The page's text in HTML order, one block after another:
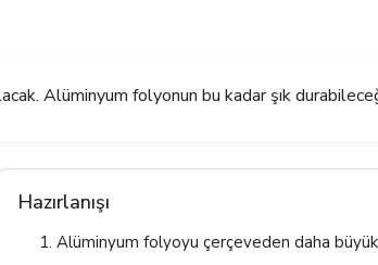
Alüminyum folyonun bu kadar şık
Hazırlanışı
Alüminyum folyoyu çerçeveden daha